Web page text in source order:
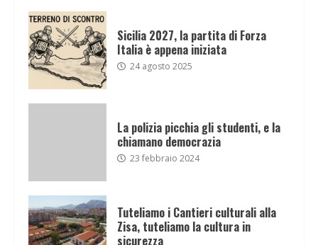
Sicilia 2027, la partita di Forza
Italia è appena iniziata
24 agosto 2025
La polizia picchia gli studenti, e la
chiamano democrazia
23 febbraio 2024
Tuteliamo i Cantieri culturali alla
Zisa, tuteliamo la cultura in
sicurezza